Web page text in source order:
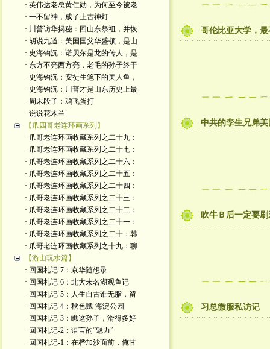
· 英伟达老总黄仁勋，为何至今被老
· 一不留神，成了上古神灯
· 川普访华揭秘：回山东祭祖，并恢
· 胡说九道：美国国父华盛顿，是山
· 史海钩沉：诺贝尔是龙的传人，是
· 东方不亮西方亮，老毛的孙子终于
· 史海钩沉：安徒生笔下的美人鱼，
· 史海钩沉：川普才是山东历史上最
· 周末段子：鸡飞蛋打
· 说说花木兰
【爪四哥老连环画系列】
· 爪哥老连环画收藏系列之二十九：
· 爪哥老连环画收藏系列之二十七：
· 爪哥老连环画收藏系列之二十六：
· 爪哥老连环画收藏系列之二十五：
· 爪哥老连环画收藏系列之二十四：
· 爪哥老连环画收藏系列之二十三：
· 爪哥老连环画收藏系列之二十二：
· 爪哥老连环画收藏系列之二十一：
· 爪哥老连环画收藏系列之二十：韩
· 爪哥老连环画收藏系列之十九：聊
【游山玩水篇】
· 回国札记-7：京华随想录
· 回国札记-6：北大未名湖观鱼记
· 回国札记-5：人生自古谁无脂，留
· 回国札记-4：秋色赋·海淀公园
· 回国札记-3：瞧这孙子，滑得多好
· 回国札记-2：语言的“魅力”
· 回国札记-1：在桦加沙面前，俺甘
哥伦比亚大学，
中共的孪生兄弟
吹牛Ｂ后一定要
习总微服私访记